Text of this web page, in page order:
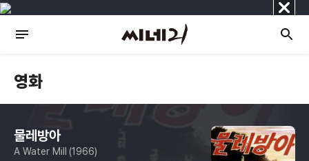
닫
기
영화
물레방아
A Water Mill (1966)